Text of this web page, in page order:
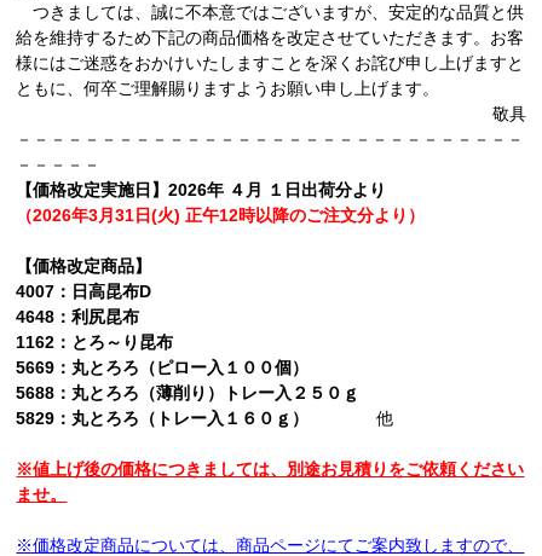
つきましては、誠に不本意ではございますが、安定的な品質と供
給を維持するため下記の商品価格を改定させていただきます。お客
様にはご迷惑をおかけいたしますことを深くお詫び申し上げますと
ともに、何卒ご理解賜りますようお願い申し上げます。
敬具
－－－－－－－－－－－－－－－－－－－－－－－－－－－－－－
－－－－－
【価格改定実施日】2026年 ４月 １日出荷分より
（2026年3月31日(火) 正午12時以降のご注文分より）
【価格改定商品】
4007：日高昆布D
4648：利尻昆布
1162：とろ～り昆布
5669：丸とろろ（ピロー入１００個）
5688：丸とろろ（薄削り）トレー入２５０ｇ
5829：丸とろろ（トレー入１６０ｇ）他
※値上げ後の価格につきましては、別途お見積りをご依頼ください
ませ。
※価格改定商品については、商品ページにてご案内致しますので、